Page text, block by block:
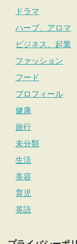
ドラマ
ハーブ、アロマ
ビジネス、起業
ファッション
フード
プロフィール
健康
旅行
未分類
生活
美容
育児
英語